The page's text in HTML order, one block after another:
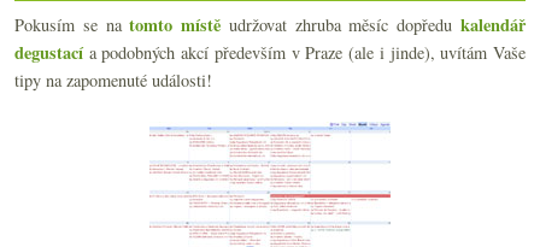
Barbera od Boeri Alfonso třikrát jinak
Soudy, rekordní sklizeň v UK & další novinky
VOC Ryzlink a Veltlín v žižkovském VinVin
My máme kaly, ó my se máme
Nefiltrované sherry od Gutiérrez Colosía
Bressan aneb vína versus osobnost vinaře
Neuburské, Zweigeltrebe a piemontská směska
Pokusím se natomto místě udržovat zhruba měsíc dopředukalendář
degustacía podobných akcí především v Praze (ale i jinde), uvítám Vaše
tipy na zapomenuté události!